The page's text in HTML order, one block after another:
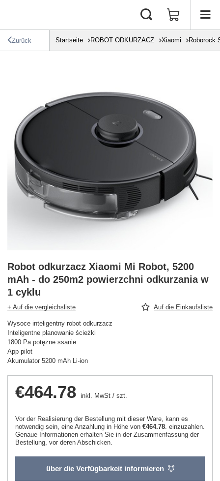
Zurück Startseite ROBOT ODKURZACZ Xiaomi Roborock
Robot odkurzacz Xiaomi Mi Robot, 5200
mAh - do 250m2 powierzchni odkurzania w
1 cyklu
+ Auf die vergleichsliste Auf die Einkaufsliste
Wysoce inteligentny robot odkurzacz
Inteligentne planowanie ścieżki
1800 Pa potężne ssanie
App pilot
Akumulator 5200 mAh Li-ion
€464.78 inkl. MwSt / szt.
Vor der Realisierung der Bestellung mit dieser Ware, kann es
notwendig sein, eine Anzahlung in Höhe von €464.78 . einzuzahlen.
Genaue Informationen erhalten Sie in der Zusammenfassung der
Bestellung, vor deren Abschicken.
über die Verfügbarkeit informieren